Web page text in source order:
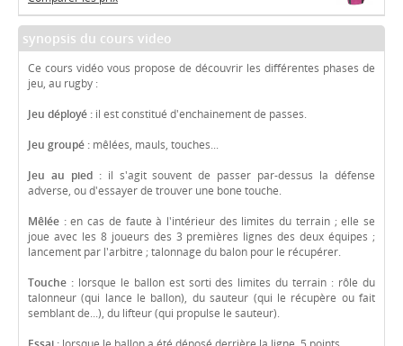
synopsis du cours video
Ce cours vidéo vous propose de découvrir les différentes phases de
jeu, au rugby :
Jeu déployé : il est constitué d'enchainement de passes.
Jeu groupé : mêlées, mauls, touches...
Jeu au pied :il s'agit souvent de passer par-dessus la défense
adverse, ou d'essayer de trouver une bone touche.
Mêlée :en cas de faute à l'intérieur des limites du terrain ; elle se
joue avec les 8 joueurs des 3 premières lignes des deux équipes ;
lancement par l'arbitre ; talonnage du balon pour le récupérer.
Touche :lorsque le ballon est sorti des limites du terrain : rôle du
talonneur (qui lance le ballon), du sauteur (qui le récupère ou fait
semblant de...), du lifteur (qui propulse le sauteur).